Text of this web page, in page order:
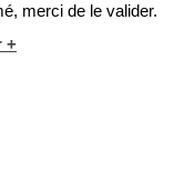
merci de le valider.
+